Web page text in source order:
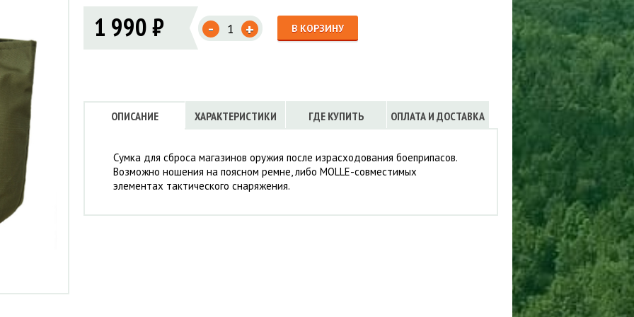
МЕМБРАННАЯ ОДЕЖДА
мембранные
мембранные
Флисовые брюки
Флисовые кофты
ЖИЛЕТЫ
КОМБИНЕЗОНЫ
ТРУСЫ
ЮБКИ, ПЛАТЬЯ
МЕБЕЛЬ
ИНСТРУМЕНТЫ
КОБУРЫ, ЧЕХЛЫ, РЕМНИ
Кобуры
1 990 ₽ - + В КОРЗИНУ
ОПИСАНИЕ ХАРАКТЕРИСТИКИ ГДЕ КУПИТЬ ОПЛАТА И ДОСТАВКА
Сумка для сброса магазинов оружия после израсходования боеприпасов.
Возможно ношения на поясном ремне, либо MOLLE-совместимых
элементах тактического снаряжения.